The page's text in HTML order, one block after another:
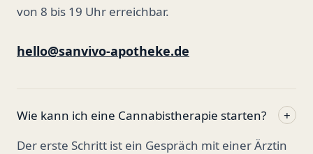
von 8 bis 19 Uhr erreichbar.
hello@sanvivo-apotheke.de
Wie kann ich eine Cannabistherapie starten?
+
Der erste Schritt ist ein Gespräch mit einer Ärztin